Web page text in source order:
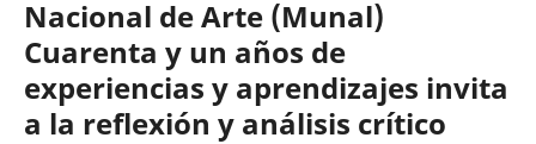
Nacional de Arte (Munal)
Cuarenta y un años de
experiencias y aprendizajes invita
a la reflexión y análisis crítico